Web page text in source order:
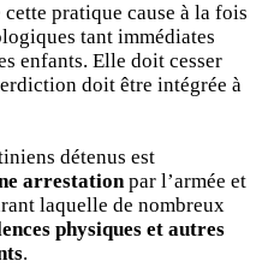
pratique cause à la fois
tant immédiates
enfants. Elle doit cesser
doit être intégrée à
détenus est
arrestationpar l’armée et
laquelle de nombreux
physiques et autres
.